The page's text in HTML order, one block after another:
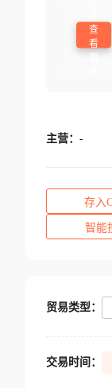
查
看
主营： -
存入
智能
贸易类型：
交易时间：